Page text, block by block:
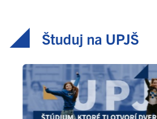
Študuj na UPJŠ